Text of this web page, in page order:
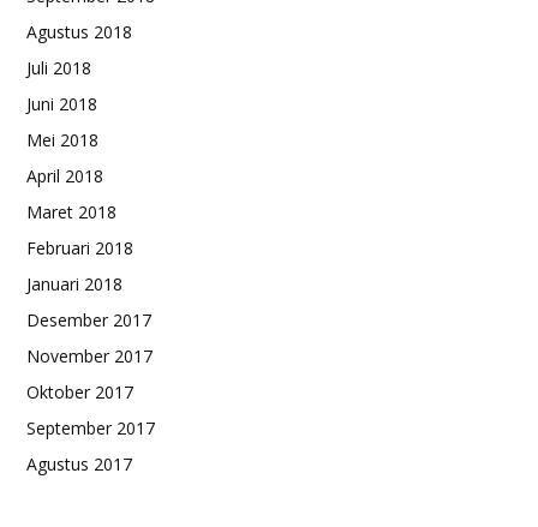
Agustus 2018
Juli 2018
Juni 2018
Mei 2018
April 2018
Maret 2018
Februari 2018
Januari 2018
Desember 2017
November 2017
Oktober 2017
September 2017
Agustus 2017